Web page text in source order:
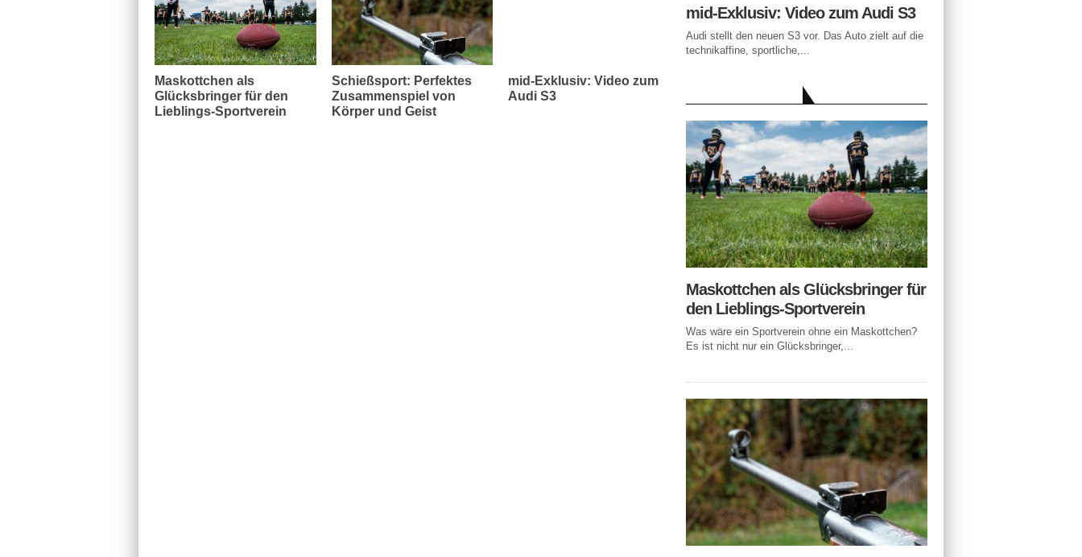
Maskottchen als
Glücksbringer für den
Lieblings-Sportverein
Schießsport: Perfektes
Zusammenspiel von
Körper und Geist
mid-Exklusiv: Video zum
Audi S3
mid-Exklusiv: Video zum Audi S3
Audi stellt den neuen S3 vor. Das Auto zielt auf die
technikaffine, sportliche,...
Maskottchen als Glücksbringer für
den Lieblings-Sportverein
Was wäre ein Sportverein ohne ein Maskottchen?
Es ist nicht nur ein Glücksbringer,...